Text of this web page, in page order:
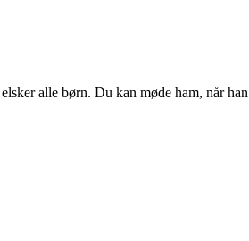
alle børn. Du kan møde ham, når